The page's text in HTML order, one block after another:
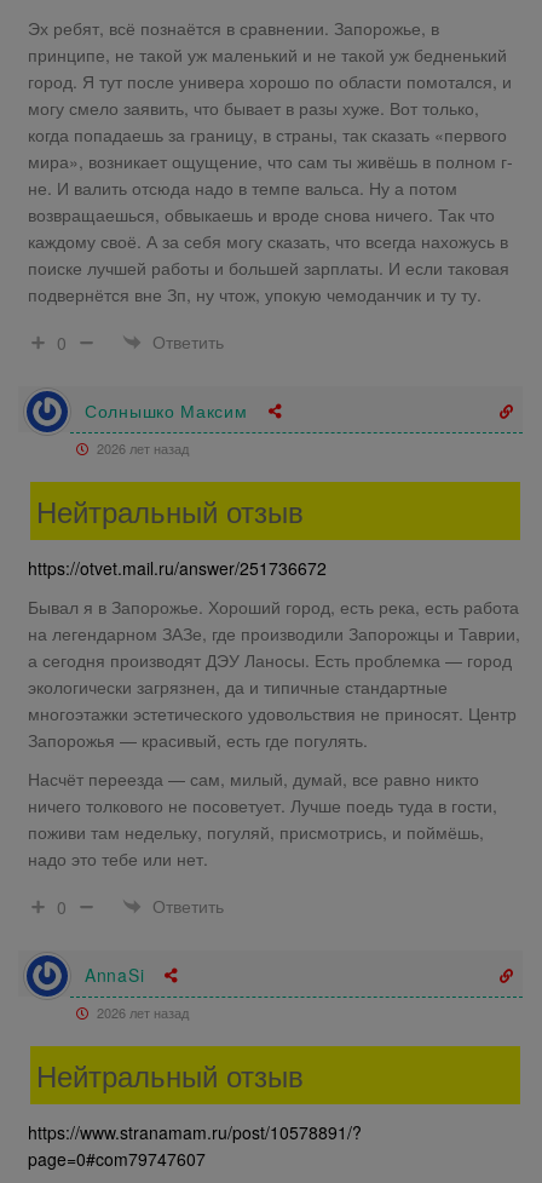
Эх ребят, всё познаётся в сравнении. Запорожье, в
принципе, не такой уж маленький и не такой уж бедненький
город. Я тут после универа хорошо по области помотался, и
могу смело заявить, что бывает в разы хуже. Вот только,
когда попадаешь за границу, в страны, так сказать «первого
мира», возникает ощущение, что сам ты живёшь в полном г-
не. И валить отсюда надо в темпе вальса. Ну а потом
возвращаешься, обвыкаешь и вроде снова ничего. Так что
каждому своё. А за себя могу сказать, что всегда нахожусь в
поиске лучшей работы и большей зарплаты. И если таковая
подвернётся вне Зп, ну чтож, упокую чемоданчик и ту ту.
0
Ответить
Солнышко Максим
2026 лет назад
Нейтральный отзыв
https://otvet.mail.ru/answer/251736672
Бывал я в Запорожье. Хороший город, есть река, есть работа
на легендарном ЗАЗе, где производили Запорожцы и Таврии,
а сегодня производят ДЭУ Ланосы. Есть проблемка — город
экологически загрязнен, да и типичные стандартные
многоэтажки эстетического удовольствия не приносят. Центр
Запорожья — красивый, есть где погулять.
Насчёт переезда — сам, милый, думай, все равно никто
ничего толкового не посоветует. Лучше поедь туда в гости,
поживи там недельку, погуляй, присмотрись, и поймёшь,
надо это тебе или нет.
0
Ответить
AnnaSi
2026 лет назад
Нейтральный отзыв
https://www.stranamam.ru/post/10578891/?
page=0#com79747607